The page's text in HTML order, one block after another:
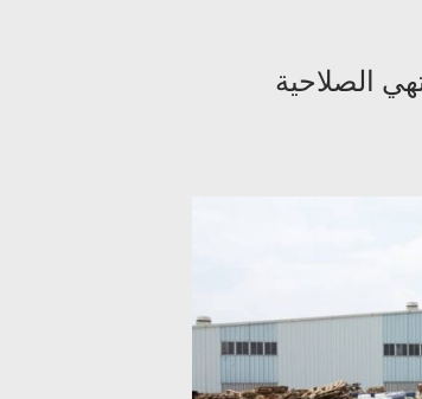
الصلاحية